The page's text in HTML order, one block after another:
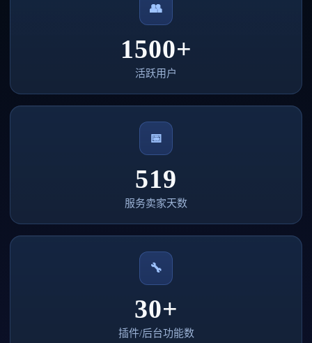
👥
1500+
活跃用户
📅
519
服务卖家天数
🔧
30+
插件/后台功能数